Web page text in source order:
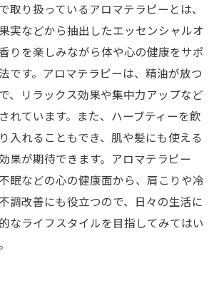
取り扱っているアロマテラピーとは、
実などから抽出したエッセンシャルオ
りを楽しみながら体や心の健康をサポ
です。アロマテラピーは、精油が放つ
、リラックス効果や集中力アップなど
れています。また、ハーブティーを飲
入れることもでき、肌や髪にも使える
果が期待できます。アロマテラピー
眠などの心の健康面から、肩こりや冷
調改善にも役立つので、日々の生活に
なライフスタイルを目指してみてはい